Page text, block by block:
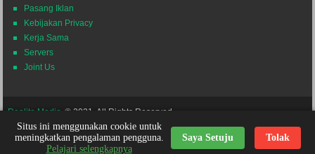
Pasang Iklan
Kebijakan Privacy
Kerja Sama
Servers
Joint Us
Realita Media © 2021. All Rights Reserved.
Powered by Themes24x7 Nick Desain
Situs ini menggunakan cookie untuk
meningkatkan pengalaman pengguna.
Pelajari selengkapnya
Saya Setuju Tolak